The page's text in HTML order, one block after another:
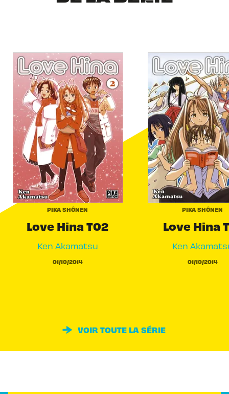
PIKA SHÔNEN
Love Hina T02
Ken Akamatsu
01/10/2014
PIKA SHÔNEN
Love Hina
Ken
01/10/2014
VOIR TOUTE LA SÉRIE